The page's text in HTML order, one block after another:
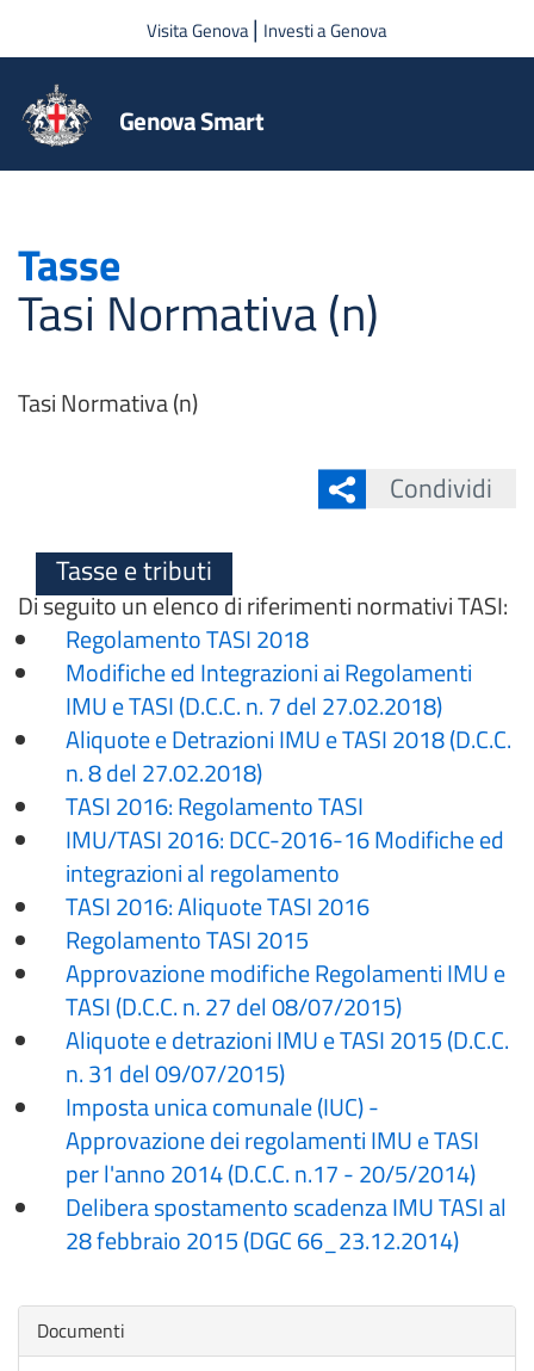
Salta al contenuto principale
Visita Genova| Investi a Genova
Genova Smart
Tasse
Tasi Normativa (n)
Tasi Normativa (n)
Condividi
Tasse e tributi
Di seguito un elenco di riferimenti normativi TASI:
Regolamento TASI 2018
Modifiche ed Integrazioni ai Regolamenti
IMU e TASI (D.C.C. n. 7 del 27.02.2018)
Aliquote e Detrazioni IMU e TASI 2018 (D.C.C.
n. 8 del 27.02.2018)
TASI 2016: Regolamento TASI
IMU/TASI 2016: DCC-2016-16 Modifiche ed
integrazioni al regolamento
TASI 2016: Aliquote TASI 2016
Regolamento TASI 2015
Approvazione modifiche Regolamenti IMU e
TASI (D.C.C. n. 27 del 08/07/2015)
Aliquote e detrazioni IMU e TASI 2015 (D.C.C.
n. 31 del 09/07/2015)
Imposta unica comunale (IUC) -
Approvazione dei regolamenti IMU e TASI
per l'anno 2014 (D.C.C. n.17 - 20/5/2014)
Delibera spostamento scadenza IMU TASI al
28 febbraio 2015 (DGC 66_23.12.2014)
Nascondi
Documenti